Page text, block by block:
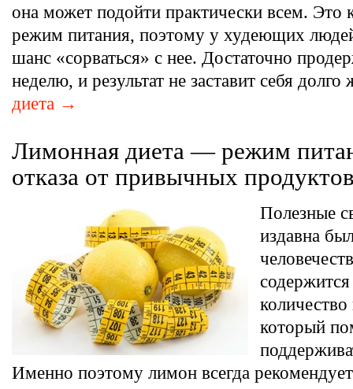
она может подойти практически всем. Это
режим питания, поэтому у худеющих
шанс «сорваться» с нее. Достаточно
неделю, и результат не заставит себя долго
диета →
Лимонная диета — режим
отказа от привычных
Полезные
издавна
который
Именно поэтому лимон всегда